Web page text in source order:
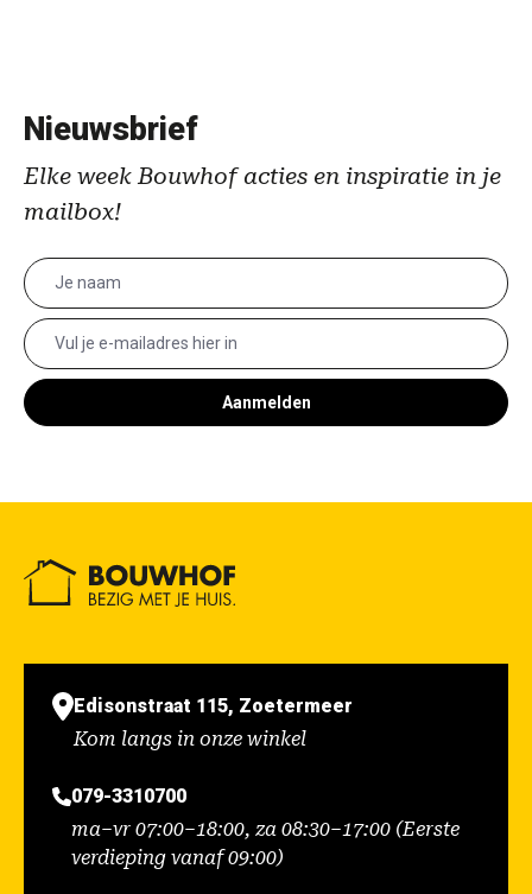
Nieuwsbrief
Elke week Bouwhof acties en inspiratie in je
mailbox!
Aanmelden
Edisonstraat 115, Zoetermeer
Kom langs in onze winkel
079-3310700
ma–vr 07:00–18:00, za 08:30–17:00 (Eerste
verdieping vanaf 09:00)